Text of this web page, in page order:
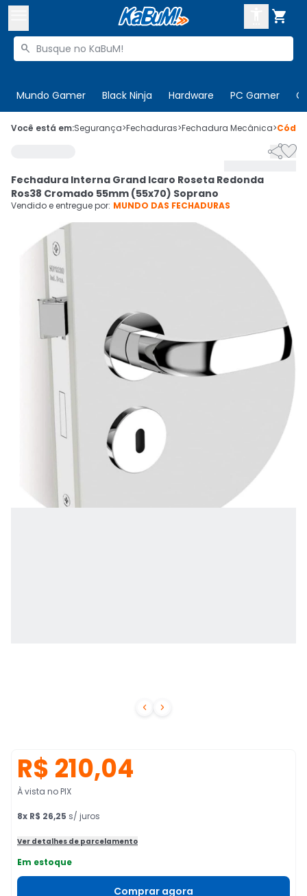

Buscar produtos

Mundo Gamer Black Ninja Hardware PC Gamer
 Olá. Acesse sua conta
Cupons
Ativar tradutor em libras
CADASTRE-SE
Você está em:Segurança>Fechaduras>Fechadura Mecânica>
 

Fechadura Interna Grand Icaro Roseta Redonda
Ros38 Cromado 55mm (55x70) Soprano
Vendido e entregue por: MUNDO DAS FECHADURAS
R$ 210,04
À vista no PIX
8x R$ 26,25 s/ juros
Ver detalhes de parcelamento
Em estoque
Comprar agora